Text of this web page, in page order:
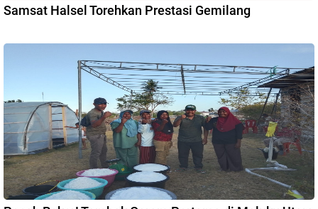
Samsat Halsel Torehkan Prestasi Gemilang